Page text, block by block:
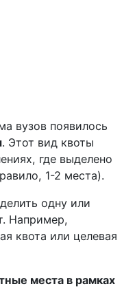
вузов появилось
. Этот вид квоты
где выделено
1-2 места).
одну или
Например,
квота или целевая
места в рамках